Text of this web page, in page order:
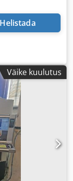
Helistada
Väike kuulutus